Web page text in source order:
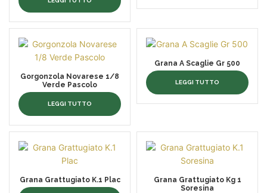
Gorgonzola Novarese 1/8
Verde Pascolo
LEGGI TUTTO
Grana A Scaglie Gr 500
LEGGI TUTTO
Grana Grattugiato K.1 Plac
Grana Grattugiato Kg 1
Soresina